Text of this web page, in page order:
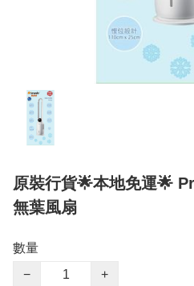
原裝行貨🌟本地免運🌟
無葉風扇
數量
−
+